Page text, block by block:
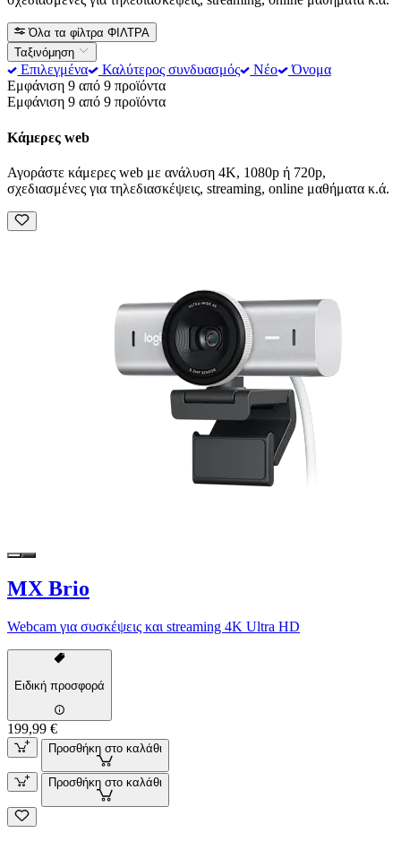
Όλα τα φίλτρα ΦΙΛΤΡΑ
Ταξινόμηση
Επιλεγμένα Καλύτερος συνδυασμός Νέο
Όνομα
Εμφάνιση 9 από 9 προϊόντα
Εμφάνιση 9 από 9 προϊόντα
Κάμερες web
Αγοράστε κάμερες web με ανάλυση 4K, 1080p ή 720p,
σχεδιασμένες για τηλεδιασκέψεις, streaming, online μαθήματα κ.ά.
MX Brio
Webcam για συσκέψεις και streaming 4K Ultra HD
Ειδική προσφορά
199,99 €
Προσθήκη στο καλάθι
Προσθήκη στο καλάθι